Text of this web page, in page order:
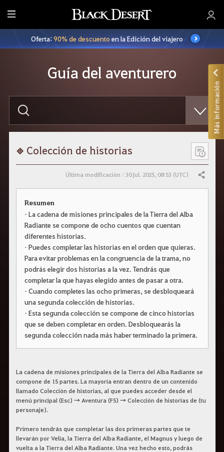
T
o
d
Oferta:90% de descuentoen la Edición del viajero
Guía del aventurero
r
i
Colección de historias
Última modificación : 30 jul. 2025, 08:53 (UTC) Compartir
Resumen
• La cadena de misiones principales de la Tierra del Alba
Radiante se compone de ocho cuentos que cuentan
diferentes historias.
• Puedes completar las historias en el orden que quieras.
Para evitar problemas en la congruencia de la trama, no
podrás elegir dos historias a la vez. Tendrás que
completar la que hayas elegido antes de pasar a otra.
• Cuando completes las ocho primeras, se desbloqueará
una segunda colección de historias.
• Esta segunda colección se compone de cinco historias
que se deben completar en orden. Desbloquearás la
segunda colección nada más haber terminado la primera.
La cadena de misiones principales de la Tierra del Alba Radiante se
compone de 15 partes. La mayoría entran dentro de un contenido
llamado Colección de historias, al que puedes acceder desde el
menú principal (Esc) → Aventura (F5) → Colección de historias de (tu
personaje).
Primero tendrás que completar las dos primeras partes que te
llevarán por Velia, la Tierra del Alba Radiante, el Magnus y luego de
vuelta a la Tierra del Alba Radiante. Una vez hecho esto, podrás
Más información